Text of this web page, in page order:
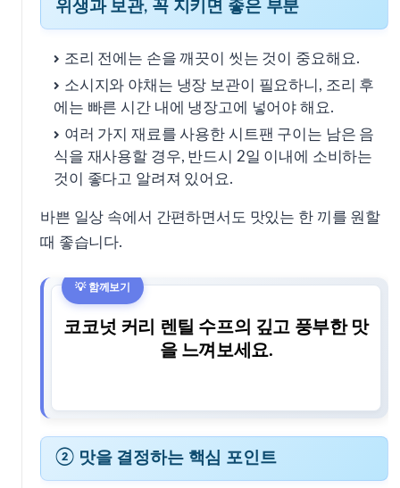
위생과 보관, 꼭 지키면 좋은 부분
조리 전에는 손을 깨끗이 씻는 것이 중요해요.
소시지와 야채는 냉장 보관이 필요하니, 조리 후
에는 빠른 시간 내에 냉장고에 넣어야 해요.
여러 가지 재료를 사용한 시트팬 구이는 남은 음
식을 재사용할 경우, 반드시 2일 이내에 소비하는
것이 좋다고 알려져 있어요.
바쁜 일상 속에서 간편하면서도 맛있는 한 끼를 원할
때 좋습니다.
코코넛 커리 렌틸 수프의 깊고 풍부한 맛
을 느껴보세요.
② 맛을 결정하는 핵심 포인트